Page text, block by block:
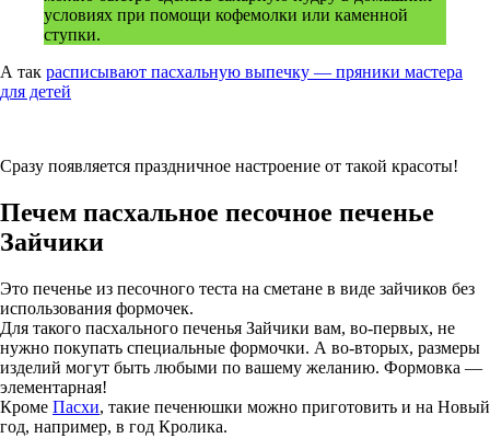
условиях при помощи кофемолки или каменной
ступки.
А так расписывают пасхальную выпечку — пряники мастера
для детей
Сразу появляется праздничное настроение от такой красоты!
Печем пасхальное песочное печенье
Зайчики
Это печенье из песочного теста на сметане в виде зайчиков без
использования формочек.
Для такого пасхального печенья Зайчики вам, во-первых, не
нужно покупать специальные формочки. А во-вторых, размеры
изделий могут быть любыми по вашему желанию. Формовка —
элементарная!
Кроме Пасхи, такие печенюшки можно приготовить и на Новый
год, например, в год Кролика.